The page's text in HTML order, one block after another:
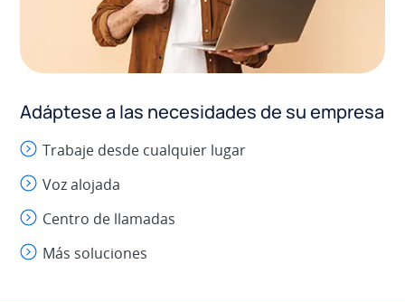
Adáptese a las necesidades de su empresa
Trabaje desde cualquier lugar
Voz alojada
Centro de llamadas
Más soluciones